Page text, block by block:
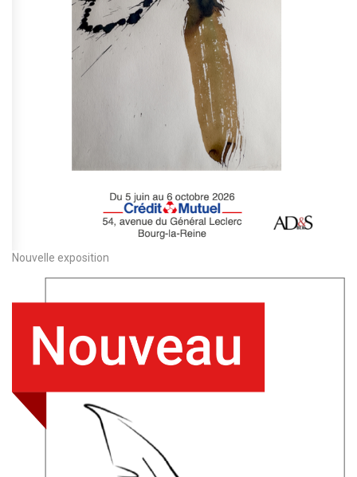
Nouvelle exposition